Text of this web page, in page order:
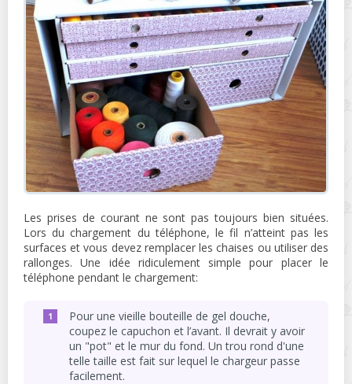
Les prises de courant ne sont pas toujours bien situées.
Lors du chargement du téléphone, le fil n’atteint pas les
surfaces et vous devez remplacer les chaises ou utiliser des
rallonges. Une idée ridiculement simple pour placer le
téléphone pendant le chargement:
Pour une vieille bouteille de gel douche,
coupez le capuchon et l’avant. Il devrait y avoir
un "pot" et le mur du fond. Un trou rond d'une
telle taille est fait sur lequel le chargeur passe
facilement.